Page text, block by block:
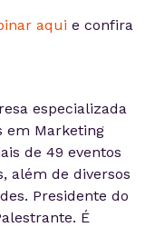
aqui e confira
especializada
em Marketing
de 49 eventos
além de diversos
Presidente do
É